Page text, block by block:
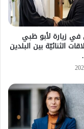
في زيارة لأبو ظبي
الثنائيّة بين البلدين